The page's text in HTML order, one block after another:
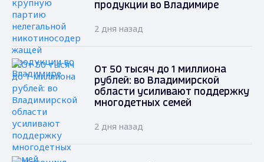
продукции во Владимире
2 дня назад
От 50 тысяч до 1 миллиона
рублей: во Владимирской
области усиливают поддержку
многодетных семей
2 дня назад